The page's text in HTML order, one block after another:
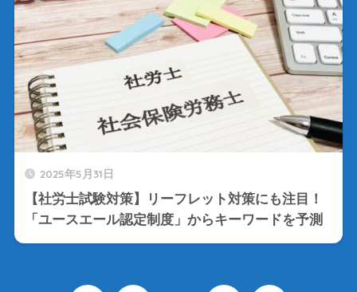
2025年5月31日
【社労士試験対策】リーフレット対策にも注目！
「ユースエール認定制度」からキーワードを予測